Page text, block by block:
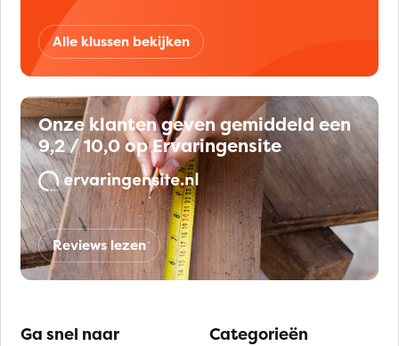
Alle klussen bekijken
Onze klanten geven gemiddeld een
9,2 / 10,0 op Ervaringensite
Reviews lezen
Ga snel naar Categorieën